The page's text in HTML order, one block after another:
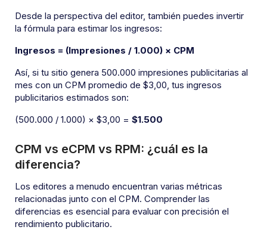
Desde la perspectiva del editor, también puedes invertir
la fórmula para estimar los ingresos:
Ingresos = (Impresiones / 1.000) × CPM
Así, si tu sitio genera 500.000 impresiones publicitarias al
mes con un CPM promedio de $3,00, tus ingresos
publicitarios estimados son:
(500.000 / 1.000) × $3,00 = $1.500
CPM vs eCPM vs RPM: ¿cuál es la
diferencia?
Los editores a menudo encuentran varias métricas
relacionadas junto con el CPM. Comprender las
diferencias es esencial para evaluar con precisión el
rendimiento publicitario.